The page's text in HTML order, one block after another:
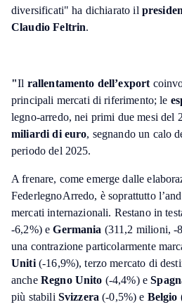
diversificati" ha dichiarato il
Claudio Feltrin.
"Il rallentamento dell’export
principali mercati di riferimento; le
legno-arredo, nei primi due mesi del
miliardi di euro, segnando un calo
periodo del 2025.
A frenare, come emerge dalle
FederlegnoArredo, è soprattutto
mercati internazionali. Restano in
-6,2%) eGermania (311,2 milioni, -
una contrazione particolarmente
Uniti(-16,9%), terzo mercato di
anche Regno Unito (-4,4%) e
più stabili Svizzera(-0,5%) e Belgio